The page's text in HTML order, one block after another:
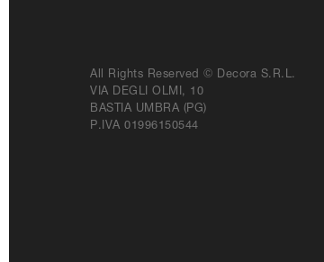
All Rights Reserved © Decora S.r.l.
VIA DEGLI OLMI, 10
BASTIA UMBRA (PG)
P.IVA 01996150544